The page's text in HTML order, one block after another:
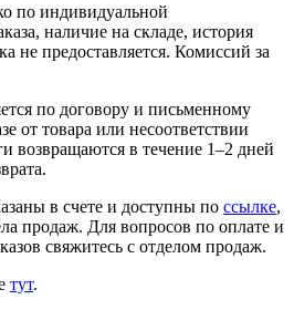
по индивидуальной
наличие на складе, история
не предоставляется. Комиссий за
по договору и письменному
от товара или несоответствии
возвращаются в течение 1–2 дней
в счете и доступны по ссылке,
продаж. Для вопросов по оплате и
свяжитесь с отделом продаж.
тут.